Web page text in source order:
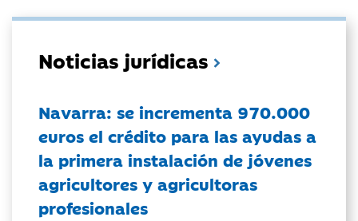
Noticias jurídicas
Navarra: se incrementa 970.000
euros el crédito para las ayudas a
la primera instalación de jóvenes
agricultores y agricultoras
profesionales